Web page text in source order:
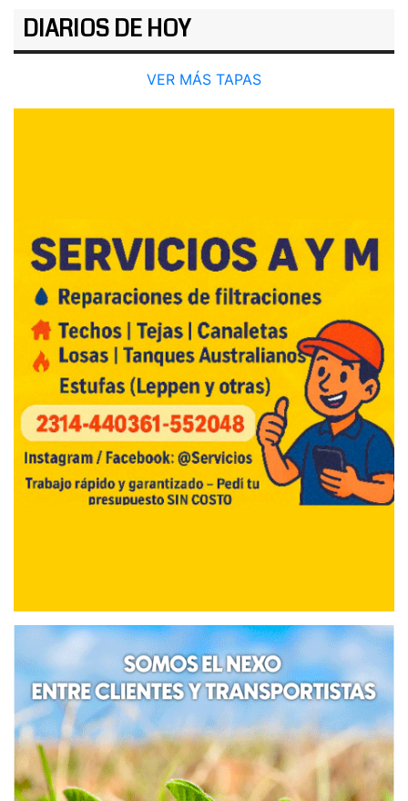
DIARIOS DE HOY
VER MÁS TAPAS